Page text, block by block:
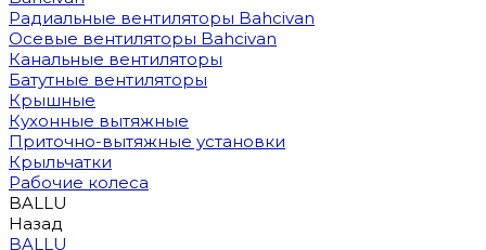
Радиальные вентиляторы Bahcivan
Осевые вентиляторы Bahcivan
Канальные вентиляторы
Батутные вентиляторы
Крышные
Кухонные вытяжные
Приточно-вытяжные установки
Крыльчатки
Рабочие колеса
BALLU
Назад
BALLU